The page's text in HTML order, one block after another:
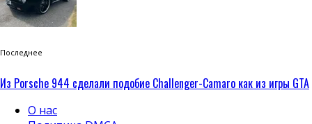
Последнее
Из Porsche 944 сделали подобие Challenger-Camaro как из игры GTA
О нас